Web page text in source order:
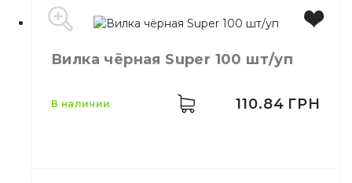
Цвет
Черный
Количество в ящике
шт.
Вилка чёрная Super 100 шт/уп
в наличии 110.84 ГРН